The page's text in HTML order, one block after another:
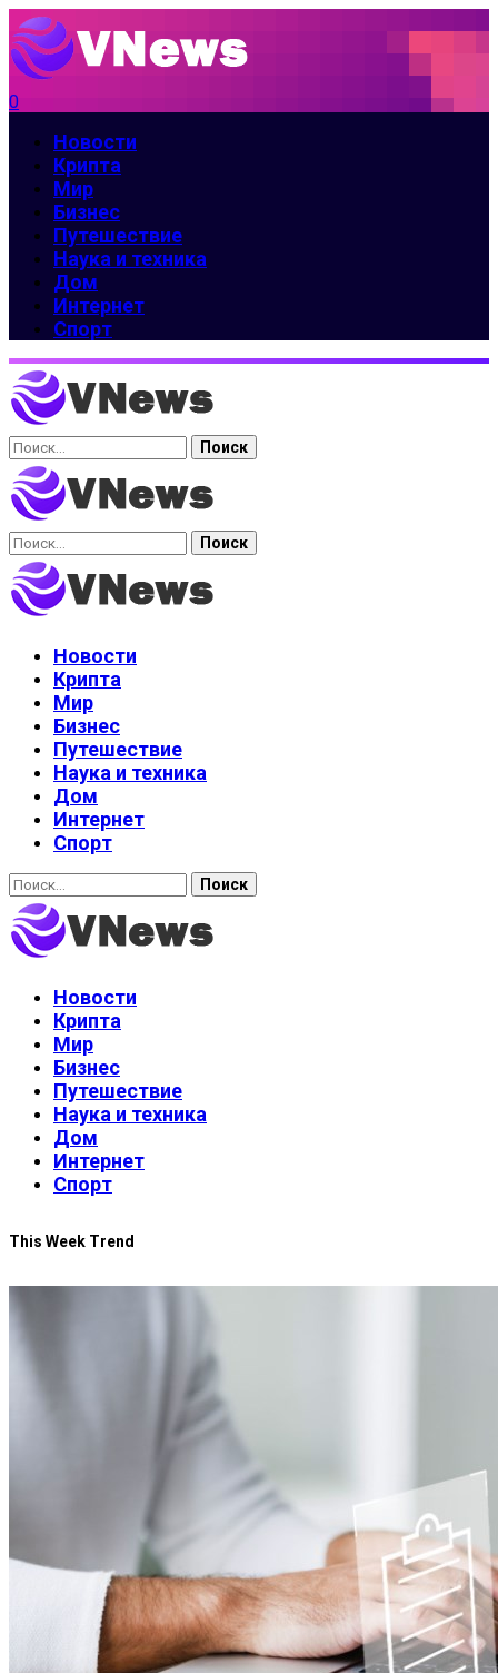
0
Новости
Крипта
Мир
Бизнес
Путешествие
Наука и техника
Дом
Интернет
Спорт
Найти:
Найти:
Новости
Крипта
Мир
Бизнес
Путешествие
Наука и техника
Дом
Интернет
Спорт
Найти:
Новости
Крипта
Мир
Бизнес
Путешествие
Наука и техника
Дом
Интернет
Спорт
This Week Trend